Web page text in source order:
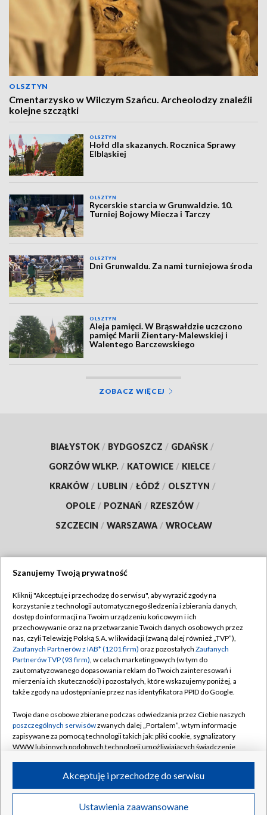
OLSZTYN
Cmentarzysko w Wilczym Szańcu. Archeolodzy znaleźli
kolejne szczątki
OLSZTYN
Hołd dla skazanych. Rocznica Sprawy
Elbląskiej
OLSZTYN
Rycerskie starcia w Grunwaldzie. 10.
Turniej Bojowy Miecza i Tarczy
OLSZTYN
Dni Grunwaldu. Za nami turniejowa środa
OLSZTYN
Aleja pamięci. W Brąswałdzie uczczono
pamięć Marii Zientary-Malewskiej i
Walentego Barczewskiego
ZOBACZ WIĘCEJ
BIAŁYSTOK / BYDGOSZCZ / GDAŃSK /
GORZÓW WLKP. / KATOWICE / KIELCE /
KRAKÓW / LUBLIN / ŁÓDŹ / OLSZTYN /
OPOLE / POZNAŃ / RZESZÓW /
SZCZECIN / WARSZAWA / WROCŁAW
TVP
Abonament TVP
Emisja w TVP
Centrum informacji TVP
Naziemna Telewizja Cyfrowa
Rada Programowa
System NOS
Informacje o nadawcy
Program dla prasy
Regulamin TVP
Polityka prywatności
Moje zgody
Pomoc
Kontakt
Kanały
©2026 Telewizja Polska S.A. w likwidacji
Szanujemy Twoją prywatność
Kliknij "Akceptuję i przechodzę do serwisu", aby wyrazić zgody na
korzystanie z technologii automatycznego śledzenia i zbierania danych,
dostęp do informacji na Twoim urządzeniu końcowym i ich
przechowywanie oraz na przetwarzanie Twoich danych osobowych przez
nas, czyli Telewizję Polską S.A. w likwidacji (zwaną dalej również „TVP”),
Zaufanych Partnerów z IAB* (1201 firm) oraz pozostałych Zaufanych
Partnerów TVP (93 firm), w celach marketingowych (w tym do
zautomatyzowanego dopasowania reklam do Twoich zainteresowań i
mierzenia ich skuteczności) i pozostałych, które wskazujemy poniżej, a
także zgody na udostępnianie przez nas identyfikatora PPID do Google.
Twoje dane osobowe zbierane podczas odwiedzania przez Ciebie naszych
poszczególnych serwisówzwanych dalej „Portalem”, w tym informacje
zapisywane za pomocą technologii takich jak: pliki cookie, sygnalizatory
WWW lub innych podobnych technologii umożliwiających świadczenie
ruchu w Internecie.
Twoje dane osobowe zbierane podczas odwiedzania przez Ciebie
poszczególnych serwisówna Portalu, takie jak adresy IP, identyfikatory
Ustawienia zaawansowane
Akceptuję i przechodzę do serwisu